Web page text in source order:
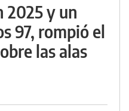
2025 y un
97, rompió el
las alas